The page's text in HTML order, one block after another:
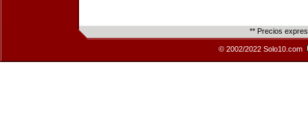
** Precios
© 2002/2022 Solo10.com